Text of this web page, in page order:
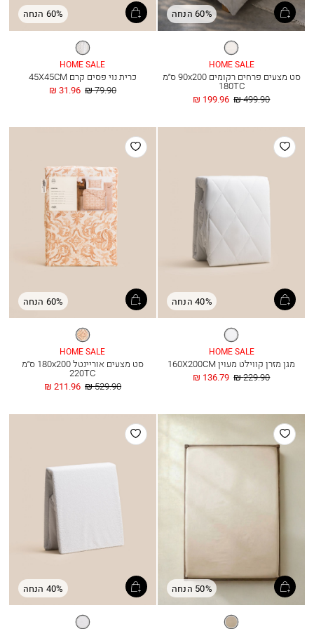
60% הנחה
לבן
HOME SALE
סט מצעים פרחים רקומים 90x200 ס״מ
180TC
החל
199.96 ₪ מחיר
499.90 ₪
60% הנחה
שמנת
HOME SALE
כרית נוי פסים קרם 45X45CM
החל
31.96 ₪ מחיר
79.90 ₪
הוסף
למועדפים
40% הנחה
לבן
HOME SALE
מגן מזרן קווילט מעוין 160X200CM
החל
136.79 ₪ מחיר
229.90 ₪
הוסף
למועדפים
60% הנחה
מולטי
HOME SALE
סט מצעים אוריינטל 180x200 ס״מ
220TC
החל
211.96 ₪ מחיר
529.90 ₪
הוסף
למועדפים
50% הנחה
אבן
הוסף
למועדפים
40% הנחה
לבן